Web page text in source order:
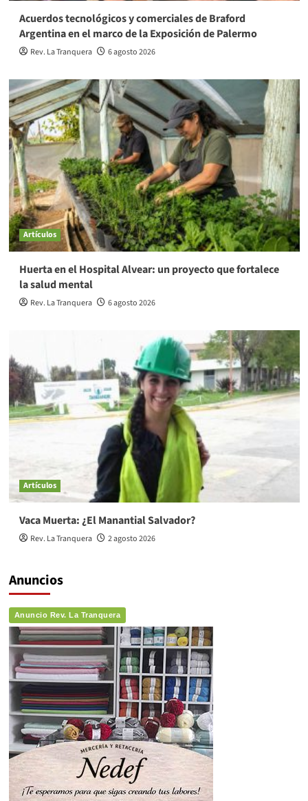
Acuerdos tecnológicos y comerciales de Braford
Argentina en el marco de la Exposición de Palermo
Rev. La Tranquera 6 agosto 2026
Artículos
Huerta en el Hospital Alvear: un proyecto que fortalece
la salud mental
Rev. La Tranquera 6 agosto 2026
Artículos
Vaca Muerta: ¿El Manantial Salvador?
Rev. La Tranquera 2 agosto 2026
Anuncios
Anuncio Rev. La Tranquera